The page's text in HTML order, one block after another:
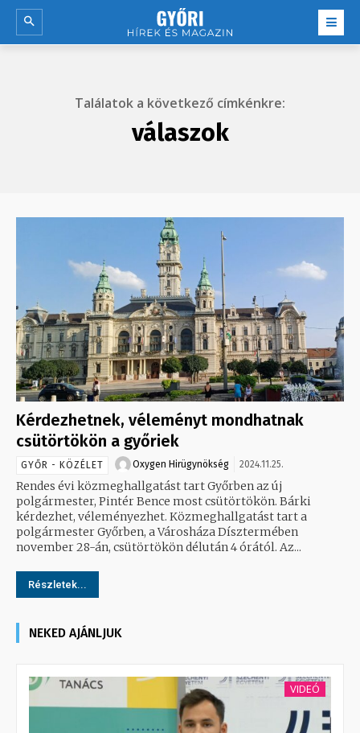
Találatok a következő címkénkre:
válaszok
Kérdezhetnek, véleményt mondhatnak
csütörtökön a győriek
GYŐR - KÖZÉLET Oxygen Hirügynökség 2024.11.25.
Rendes évi közmeghallgatást tart Győrben az új
polgármester, Pintér Bence most csütörtökön. Bárki
kérdezhet, véleményezhet. Közmeghallgatást tart a
polgármester Győrben, a Városháza Dísztermében
november 28-án, csütörtökön délután 4 órától. Az...
Részletek...
NEKED AJÁNLJUK
VIDEÓ